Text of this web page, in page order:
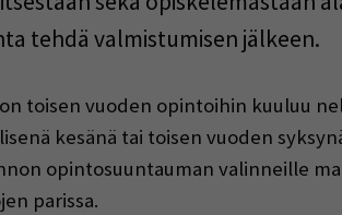
tehdä valmistumisen jälkeen.
toisen vuoden opintoihin kuuluu
kesänä tai toisen vuoden
opintosuuntauman valinneille
parissa.